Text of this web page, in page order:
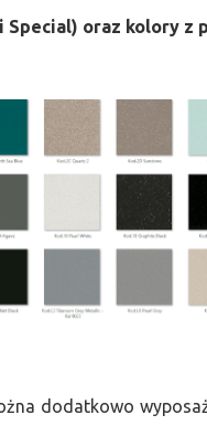
oraz kolory z
dodatkowo